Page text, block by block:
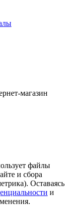
магазин
файлы
и сбора
Оставаясь
и